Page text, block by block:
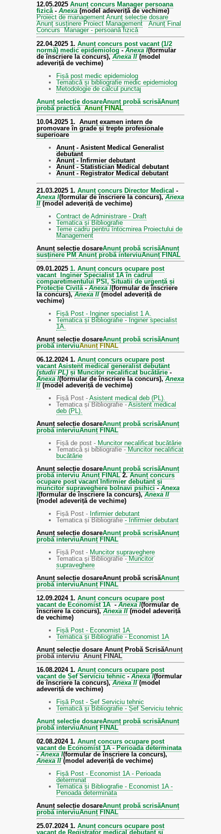
12.05.2025 Anunț concurs Manager persoana
fizică- Anexa(model adeveriță de vechime)
Proiect de management Anunț selecție dosare
Anunț susținere Proiect Management
Anunț Final
Concurs Manager - persoană fizică
22.04.2025 1. Anunț concurs post vacant (1/2
normă) medic epidemiolog-Anexa I(formular
de înscriere la concurs),Anexa II(model
adeveriță de vechime)
Fișă post medic epidemiolog
Tematică și bibliografie medic epidemiolog
Metodologie de calcul punctaj
Anunț selecție dosareAnunț probă scrisăAnunț
probă practicăAnunț FINAL
10.04.2025 1. Anunț examen intern de
promovare în grade și trepte profesionale
superioare
Anunț - Asistent Medical Generalist
debutant
Anunț - Infirmier debutant
Anunt - Statistician Medical debutant
Anunt - Registrator Medical debutant
21.03.2025 1. Anunț concurs Director Medical -
Anexa I(formular de înscriere la concurs),Anexa
II(model adeveriță de vechime)
Contract de Administrare - Draft
Tematica și Bibliografie
Teme cadru pentru întocmirea Proiectului de
Management
Anunț selecție dosareAnunț probă scrisăAnunț
susținere PMAnunț probă interviuAnunț FINAL
09.01.2025 1. Anunț concurs ocupare post
vacant Inginer Specialist 1A în cadrul
comparetimentului PSI, Situatii de urgență și
Protecție Civilă-Anexa I(formular de înscriere
la concurs),Anexa II(model adeveriță de
vechime)
Fișă Post - Inginer specialist 1 A.
Tematica și Bibliografie - Inginer specialist
1A.
Anunț selecție dosareAnunț probă scrisăAnunț
probă interviuAnunț FINAL
06.12.2024 1. Anunț concurs ocupare post
vacant Asistent medical generalist debutant
(studii PL)și Muncitor necalificat bucătărie-
Anexa I(formular de înscriere la concurs),Anexa
II(model adeveriță de vechime)
Fișă Post - Asistent medical deb (PL).
Tematica și Bibliografie -Asistent medical
deb (PL).
Anunț selecție dosareAnunț probă scrisăAnunț
probă interviuAnunț FINAL
Fișă de post - Muncitor necalificat bucătărie
Tematică și bibliografie -Muncitor necalificat
bucătărie
Anunț selecție dosareAnunț probă scrisăAnunț
probă interviuAnunț FINAL 2.Anunț concurs
ocupare post vacant Infirmier debutant și
muncitor supraveghere bolnavi psihici-Anexa
I(formular de înscriere la concurs),Anexa II
(model adeveriță de vechime)
Fișă Post - Infirmier debutant
Tematica și Bibliografie- Infirmier debutant
Anunț selecție dosareAnunț probă scrisăAnunț
probă interviuAnunț FINAL
Fișă Post - Muncitor supraveghere
Tematica și Bibliografie -Muncitor
supraveghere
Anunț selecție dosareAnunț probă scrisăAnunț
probă interviuAnunț FINAL
12.09.2024 1. Anunț concurs ocupare post
vacant de Economist 1A-Anexa I(formular de
înscriere la concurs),Anexa II(model adeveriță
de vechime)
Fișă Post - Economist 1A
Tematica și Bibliografie - Economist 1A
Anunț selecție dosare Anunț Probă ScrisăAnunț
probă interviu Anunț FINAL
16.08.2024 1. Anunț concurs ocupare post
vacant de Șef Serviciu tehnic-Anexa I(formular
de înscriere la concurs),Anexa II(model
adeveriță de vechime)
Fișă Post - Șef Serviciu tehnic
Tematică și Bibliografie - Șef Serviciu tehnic
Anunț selecție dosareAnunț probă scrisăAnunț
probă interviuAnunț FINAL
02.08.2024 1. Anunț concurs ocupare post
vacant de Economist 1A - Perioada determinata
-Anexa I(formular de înscriere la concurs),
Anexa II(model adeveriță de vechime)
Fișă Post - Economist 1A - Perioada
determinat
Tematica și Bibliografie - Economist 1A -
Perioada determinata
Anunț selecție dosareAnunț probă scrisăAnunț
probă interviuAnunț FINAL
25.07.2024 1. Anunț concurs ocupare post
vacant de Registrator medical debutant și